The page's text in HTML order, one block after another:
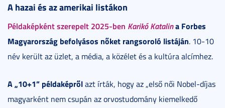
A hazai és az amerikai listákon
Példaképként szerepelt 2025-ben Karikó Katalina Forbes
Magyarország befolyásos nőket rangsoroló listáján. 10-10
név került az üzlet, a média, a közélet és a kultúra alcímhez.
A „10+1” példaképrőlazt írták, hogy az „első női Nobel-díjas
magyarként nem csupán az orvostudomány kiemelkedő